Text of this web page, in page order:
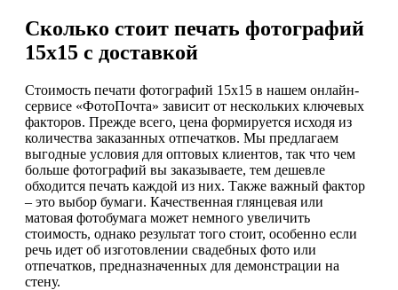
Сколько стоит печать фотографий
15х15 с доставкой
Стоимость печати фотографий 15х15 в нашем онлайн-
сервисе «ФотоПочта» зависит от нескольких ключевых
факторов. Прежде всего, цена формируется исходя из
количества заказанных отпечатков. Мы предлагаем
выгодные условия для оптовых клиентов, так что чем
больше фотографий вы заказываете, тем дешевле
обходится печать каждой из них. Также важный фактор
– это выбор бумаги. Качественная глянцевая или
матовая фотобумага может немного увеличить
стоимость, однако результат того стоит, особенно если
речь идет об изготовлении свадебных фото или
отпечатков, предназначенных для демонстрации на
стену.